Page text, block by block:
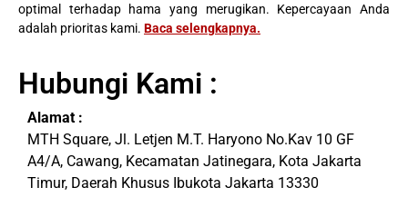
optimal terhadap hama yang merugikan. Kepercayaan Anda
adalah prioritas kami. Baca selengkapnya.
Hubungi Kami :
Alamat :
MTH Square, Jl. Letjen M.T. Haryono No.Kav 10 GF
A4/A, Cawang, Kecamatan Jatinegara, Kota Jakarta
Timur, Daerah Khusus Ibukota Jakarta 13330